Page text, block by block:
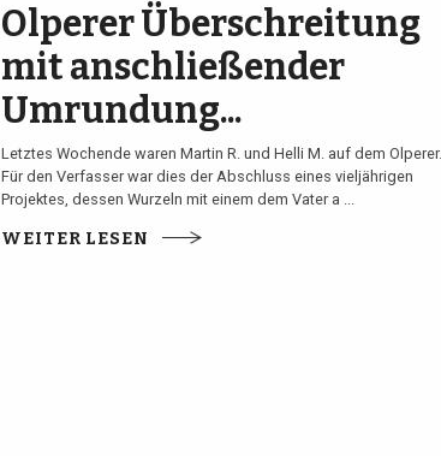
Olperer Überschreitung
mit anschließender
Umrundung...
Letztes Wochende waren Martin R. und Helli M. auf dem Olperer.
Für den Verfasser war dies der Abschluss eines vieljährigen
Projektes, dessen Wurzeln mit einem dem Vater a ...
WEITER LESEN